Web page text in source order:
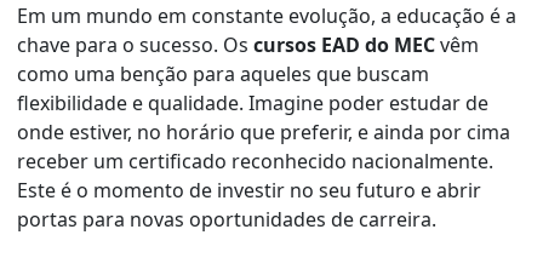
Em um mundo em constante evolução, a educação é a
chave para o sucesso. Os cursos EAD do MECvêm
como uma benção para aqueles que buscam
flexibilidade e qualidade. Imagine poder estudar de
onde estiver, no horário que preferir, e ainda por cima
receber um certificado reconhecido nacionalmente.
Este é o momento de investir no seu futuro e abrir
portas para novas oportunidades de carreira.